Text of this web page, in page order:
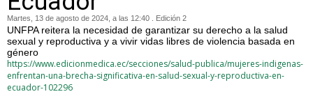
Martes, 13 de agosto de 2024, a las 12:40 . Edición 2
UNFPA reitera la necesidad de garantizar su derecho a la salud
sexual y reproductiva y a vivir vidas libres de violencia basada en
género
https://www.edicionmedica.ec/secciones/salud-publica/mujeres-indigenas-
enfrentan-una-brecha-significativa-en-salud-sexual-y-reproductiva-en-
ecuador-102296